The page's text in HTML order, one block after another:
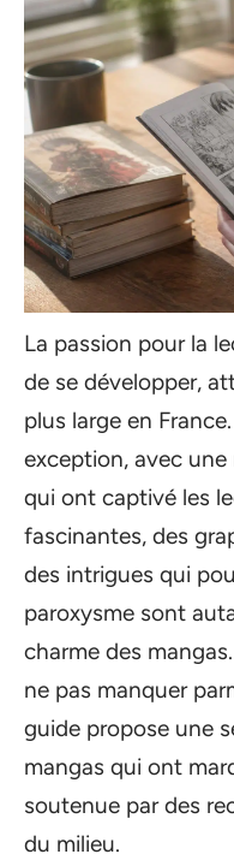
La passion pour la
de se développer,
plus large en
exception, avec
qui ont captivé les
fascinantes, des
des intrigues qui
paroxysme sont
charme des
ne pas manquer
guide propose une
mangas qui ont
soutenue par des
du milieu.